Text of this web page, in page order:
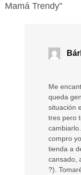
Mamá Trendy”
Me
queda
situación
tres pero
compro
tienda a
cansado,
?).